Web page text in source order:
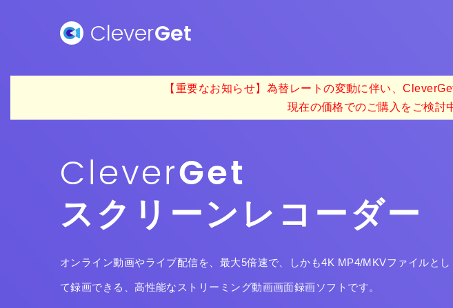
CleverGet
【重要なお知らせ】為替レートの変動に伴い、
現在の価格でのご購入をご検討
CleverGet
スクリーンレコーダー
オンライン動画やライブ配信を、最大5倍速で、しかも4K MP4/MKVファイルとし
て録画できる、高性能なストリーミング動画画面録画ソフトです。